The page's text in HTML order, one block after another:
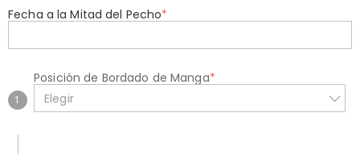
Fecha a la Mitad del Pecho*
1
Posición de Bordado de Manga*
Elegir